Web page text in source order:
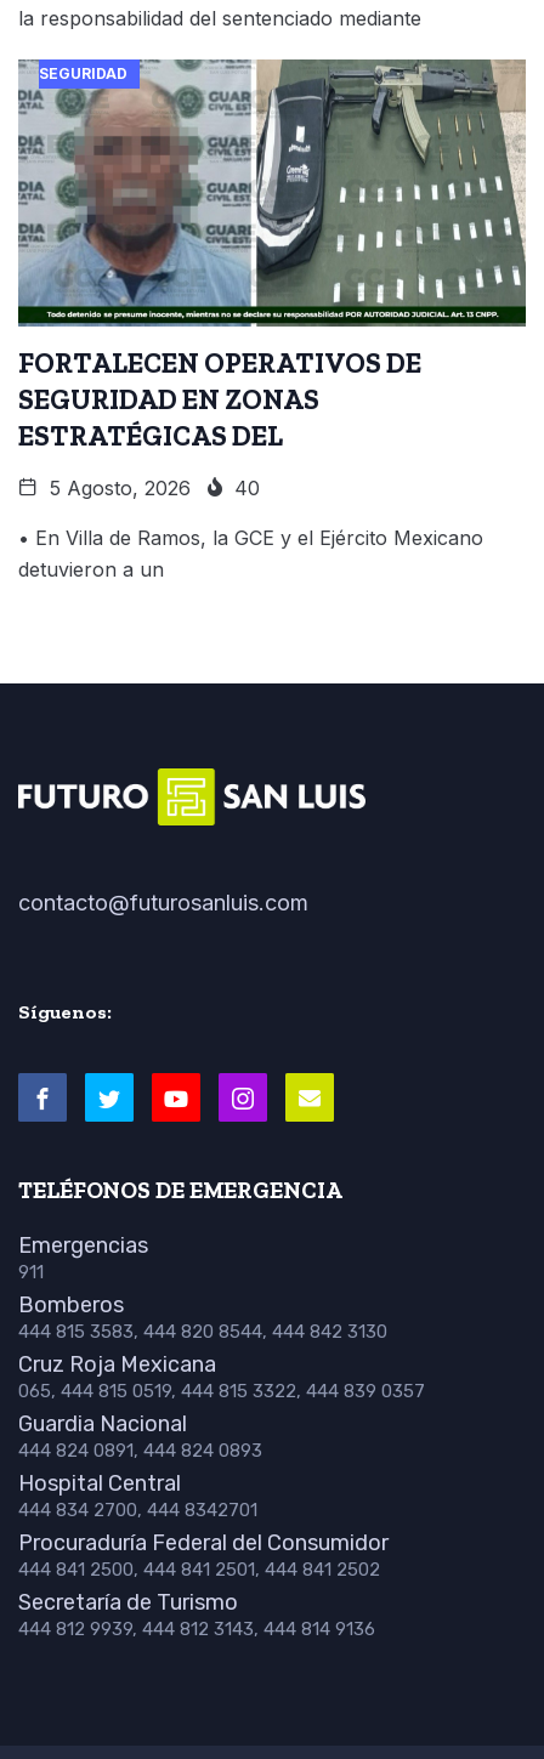
la responsabilidad del sentenciado mediante
SEGURIDAD
FORTALECEN OPERATIVOS DE
SEGURIDAD EN ZONAS
ESTRATÉGICAS DEL
5 Agosto, 2026 40
• En Villa de Ramos, la GCE y el Ejército Mexicano
detuvieron a un
contacto@futurosanluis.com
Síguenos:
TELÉFONOS DE EMERGENCIA
Emergencias
911
Bomberos
444 815 3583, 444 820 8544, 444 842 3130
Cruz Roja Mexicana
065, 444 815 0519, 444 815 3322, 444 839 0357
Guardia Nacional
444 824 0891, 444 824 0893
Hospital Central
444 834 2700, 444 8342701
Procuraduría Federal del Consumidor
444 841 2500, 444 841 2501, 444 841 2502
Secretaría de Turismo
444 812 9939, 444 812 3143, 444 814 9136